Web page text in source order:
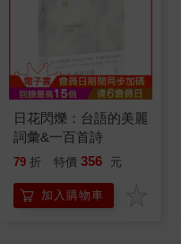
日花閃爍：台語的美麗
詞彙&一百首詩
79 折 特價 356 元
加入購物車